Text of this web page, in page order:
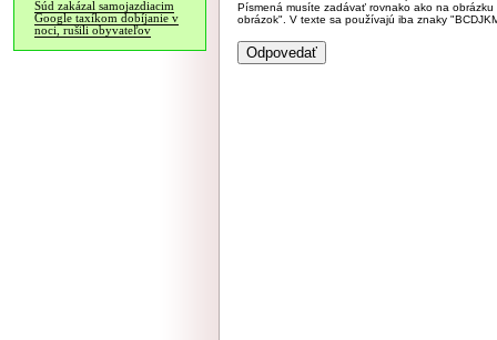
Súd zakázal samojazdiacim
Google taxíkom dobíjanie v
noci, rušili obyvateľov
Písmená musíte zadávať rovnako ako na
obrázok". V texte sa používajú iba znaky